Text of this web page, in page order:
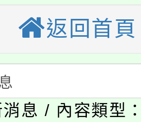
迎學生輔導中心
諮商輔導、社會
生報名參加。
校園短影音徵
簡章及活動海報
名參加。
115學年度學生
市補助參觀特色
動實施計畫」
「教育部表揚
推展貢獻獎」
校115學年度第
)教師甄選結果(
金融保險知識
返回首頁
息 / 內容類型